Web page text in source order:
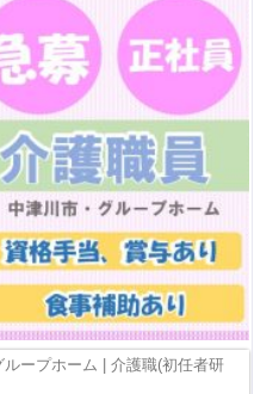
ープホーム | 介護職(初任者研